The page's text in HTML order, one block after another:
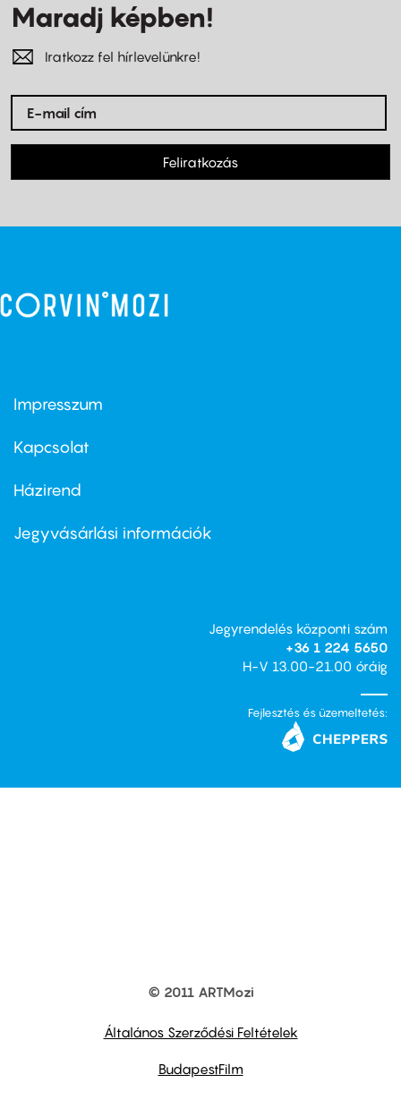
Maradj képben!
Iratkozz fel hírlevelünkre!
Feliratkozás
Footer
first
Impresszum
Kapcsolat
Footer
second
Házirend
Jegyvásárlási információk
Jegyrendelés központi szám
+36 1 224 5650
H-V 13.00-21.00 óráig
Fejlesztés és üzemeltetés:
© 2011 ARTMozi
Általános Szerződési Feltételek
BudapestFilm